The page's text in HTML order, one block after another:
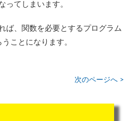
ってしまいます。
ば、関数を必要とするプログラム
ことになります。
次のページへ >